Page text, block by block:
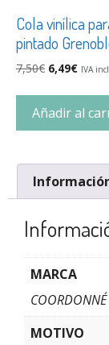
Cola vinílica
pintado
7,50€ 6,49€ IVA
Añadir al
MARCA
COORDONNÉ
MOTIVO